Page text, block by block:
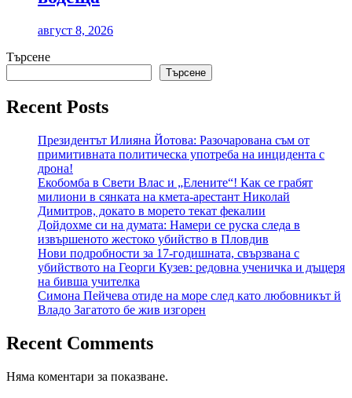
август 8, 2026
Търсене
Търсене
Recent Posts
Президентът Илияна Йотова: Разочарована съм от
примитивната политическа употреба на инцидента с
дрона!
Екобомба в Свети Влас и „Елените“! Как се грабят
милиони в сянката на кмета-арестант Николай
Димитров, докато в морето текат фекалии
Дойдохме си на думата: Намери се руска следа в
извършеното жестоко убийство в Пловдив
Нови подробности за 17-годишната, свързвана с
убийството на Георги Кузев: редовна ученичка и дъщеря
на бивша учителка
Симона Пейчева отиде на море след като любовникът й
Владо Загатото бе жив изгорен
Recent Comments
Няма коментари за показване.